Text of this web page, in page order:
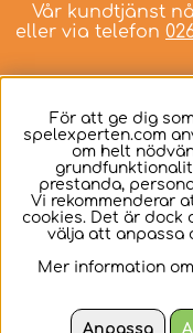
Vår kundtjänst
eller via telefon
Svenska
För att ge dig
spelexperten.com
om helt
prestanda,
Vi rekommenderar
cookies. Det är dock
välja att anpassa
Mer information
Anpassa